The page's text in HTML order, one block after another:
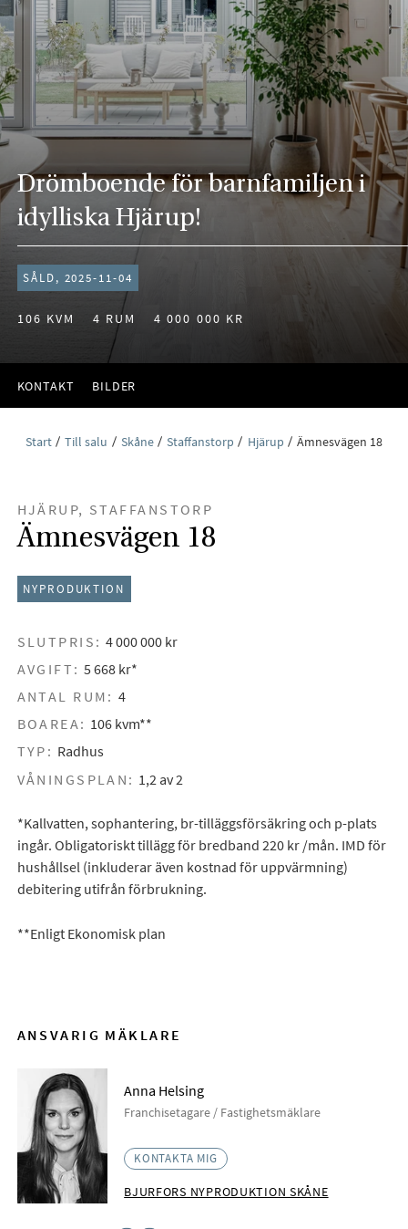
Drömboende för barnfamiljen i
idylliska Hjärup!
SÅLD, 2025-11-04
106 KVM 4 RUM 4 000 000 KR
KONTAKT BILDER
Start Till salu Skåne Staffanstorp Hjärup Ämnesvägen 18
HJÄRUP, STAFFANSTORP
Ämnesvägen 18
NYPRODUKTION
SLUTPRIS: 4 000 000 kr
AVGIFT: 5 668 kr*
ANTAL RUM: 4
BOAREA: 106 kvm**
TYP: Radhus
VÅNINGSPLAN: 1,2 av 2
*Kallvatten, sophantering, br-tilläggsförsäkring och p-plats
ingår. Obligatoriskt tillägg för bredband 220 kr /mån. IMD för
hushållsel (inkluderar även kostnad för uppvärmning)
debitering utifrån förbrukning.
**Enligt Ekonomisk plan
ANSVARIG MÄKLARE
Anna Helsing
Franchisetagare / Fastighetsmäklare
KONTAKTA MIG
BJURFORS NYPRODUKTION SKÅNE